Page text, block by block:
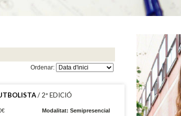
Ordenar:
/ 2ª EDICIÓ
Modalitat: Semipresencial